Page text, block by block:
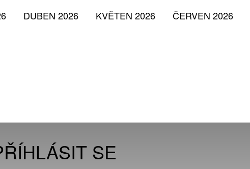
ČERVEN 2026
KVĚTEN 2026
DUBEN 2026
SE